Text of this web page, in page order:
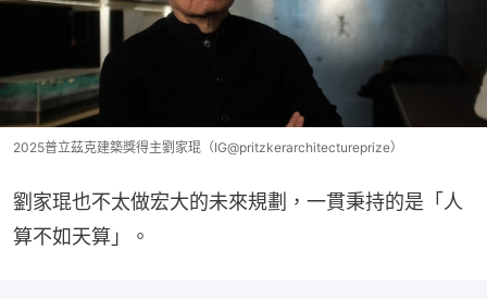
2025普立茲克建築獎得主劉家琨（IG@pritzkerarchitectureprize）
劉家琨也不太做宏大的未來規劃，一貫秉持的是「人
算不如天算」。